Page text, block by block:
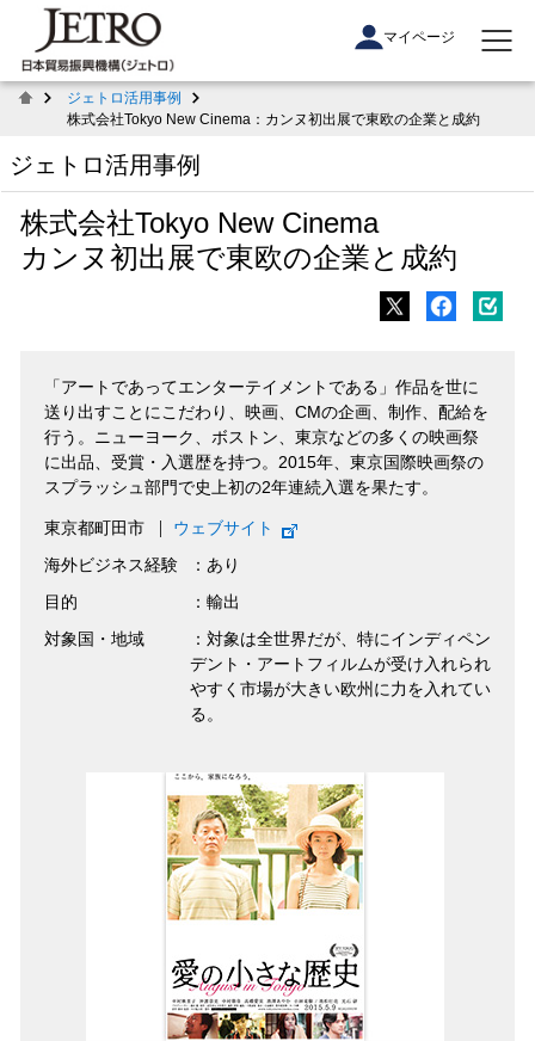
マイページ
ジェトロ活用事例
株式会社Tokyo New Cinema：カンヌ初出展で東欧の企業と成約
ジェトロ活用事例
株式会社Tokyo New Cinema
カンヌ初出展で東欧の企業と成約
「アートであってエンターテイメントである」作品を世に
送り出すことにこだわり、映画、CMの企画、制作、配給を
行う。ニューヨーク、ボストン、東京などの多くの映画祭
に出品、受賞・入選歴を持つ。2015年、東京国際映画祭の
スプラッシュ部門で史上初の2年連続入選を果たす。
東京都町田市
ウェブサイト
海外ビジネス経験
：あり
目的
：輸出
対象国・地域
：対象は全世界だが、特にインディペン
デント・アートフィルムが受け入れられ
やすく市場が大きい欧州に力を入れてい
る。